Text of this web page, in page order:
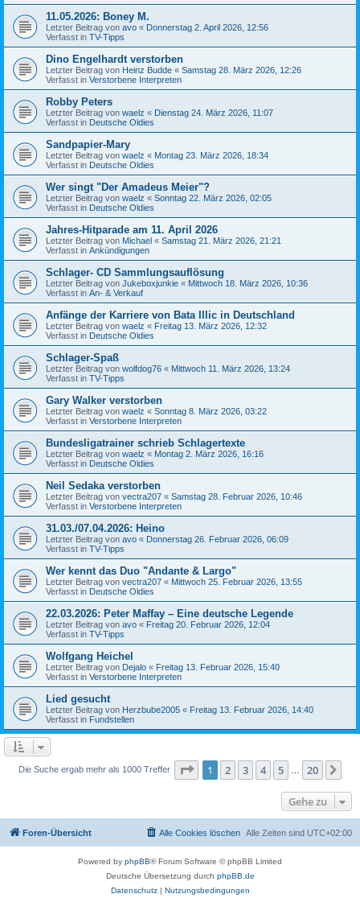
11.05.2026: Boney M.
Letzter Beitrag von avo « Donnerstag 2. April 2026, 12:56
Verfasst in TV-Tipps
Dino Engelhardt verstorben
Letzter Beitrag von Heinz Budde « Samstag 28. März 2026, 12:26
Verfasst in Verstorbene Interpreten
Robby Peters
Letzter Beitrag von waelz « Dienstag 24. März 2026, 11:07
Verfasst in Deutsche Oldies
Sandpapier-Mary
Letzter Beitrag von waelz « Montag 23. März 2026, 18:34
Verfasst in Deutsche Oldies
Wer singt "Der Amadeus Meier"?
Letzter Beitrag von waelz « Sonntag 22. März 2026, 02:05
Verfasst in Deutsche Oldies
Jahres-Hitparade am 11. April 2026
Letzter Beitrag von Michael « Samstag 21. März 2026, 21:21
Verfasst in Ankündigungen
Schlager- CD Sammlungsauflösung
Letzter Beitrag von Jukeboxjunkie « Mittwoch 18. März 2026, 10:36
Verfasst in An- & Verkauf
Anfänge der Karriere von Bata Illic in Deutschland
Letzter Beitrag von waelz « Freitag 13. März 2026, 12:32
Verfasst in Deutsche Oldies
Schlager-Spaß
Letzter Beitrag von wolfdog76 « Mittwoch 11. März 2026, 13:24
Verfasst in TV-Tipps
Gary Walker verstorben
Letzter Beitrag von waelz « Sonntag 8. März 2026, 03:22
Verfasst in Verstorbene Interpreten
Bundesligatrainer schrieb Schlagertexte
Letzter Beitrag von waelz « Montag 2. März 2026, 16:16
Verfasst in Deutsche Oldies
Neil Sedaka verstorben
Letzter Beitrag von vectra207 « Samstag 28. Februar 2026, 10:46
Verfasst in Verstorbene Interpreten
31.03./07.04.2026: Heino
Letzter Beitrag von avo « Donnerstag 26. Februar 2026, 06:09
Verfasst in TV-Tipps
Wer kennt das Duo "Andante & Largo"
Letzter Beitrag von vectra207 « Mittwoch 25. Februar 2026, 13:55
Verfasst in Deutsche Oldies
22.03.2026: Peter Maffay – Eine deutsche Legende
Letzter Beitrag von avo « Freitag 20. Februar 2026, 12:04
Verfasst in TV-Tipps
Wolfgang Heichel
Letzter Beitrag von Dejalo « Freitag 13. Februar 2026, 15:40
Verfasst in Verstorbene Interpreten
Lied gesucht
Letzter Beitrag von Herzbube2005 « Freitag 13. Februar 2026, 14:40
Verfasst in Fundstellen
Die Suche ergab mehr als 1000 Treffer Seite 1von 20
1 2 3 4 5 20
Gehe zu
Foren-Übersicht Alle Zeiten sind UTC+02:00
Alle Cookies löschen
Powered by phpBB® Forum Software © phpBB Limited
Deutsche Übersetzung durch phpBB.de
Datenschutz| Nutzungsbedingungen